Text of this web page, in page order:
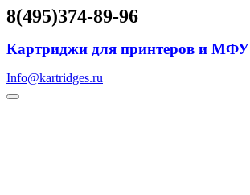
8(495)374-89-96
Картриджи для принтеров и МФУ
Info@kartridges.ru